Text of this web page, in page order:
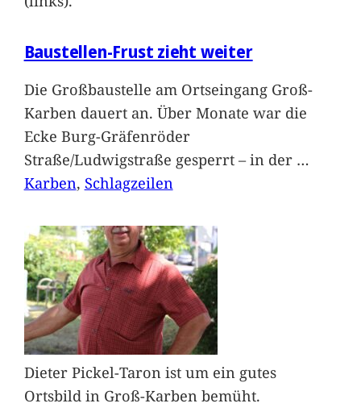
Baustellen-Frust zieht weiter
Die Großbaustelle am Ortseingang Groß-
Karben dauert an. Über Monate war die
Ecke Burg-Gräfenröder
Straße/Ludwigstraße gesperrt – in der …
Karben, Schlagzeilen
Dieter Pickel-Taron ist um ein gutes
Ortsbild in Groß-Karben bemüht.